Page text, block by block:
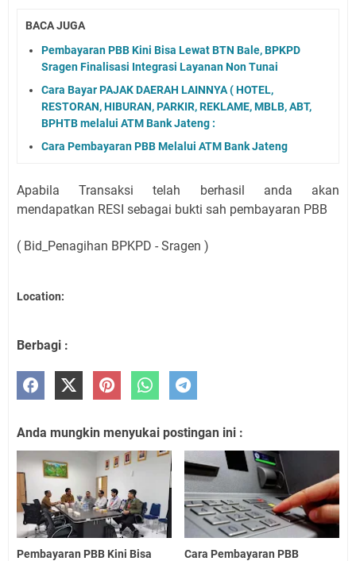
BACA JUGA
Pembayaran PBB Kini Bisa Lewat BTN Bale, BPKPD
Sragen Finalisasi Integrasi Layanan Non Tunai
Cara Bayar PAJAK DAERAH LAINNYA ( HOTEL,
RESTORAN, HIBURAN, PARKIR, REKLAME, MBLB, ABT,
BPHTB melalui ATM Bank Jateng :
Cara Pembayaran PBB Melalui ATM Bank Jateng
Apabila Transaksi telah berhasil anda akan
mendapatkan RESI sebagai bukti sah pembayaran PBB
( Bid_Penagihan BPKPD - Sragen )
Location:
Berbagi :
Anda mungkin menyukai postingan ini :
Pembayaran PBB Kini Bisa
Cara Pembayaran PBB